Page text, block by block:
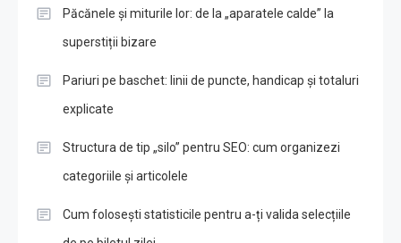
Păcănele și miturile lor: de la „aparatele calde” la
superstiții bizare
Pariuri pe baschet: linii de puncte, handicap și totaluri
explicate
Structura de tip „silo” pentru SEO: cum organizezi
categoriile și articolele
Cum folosești statisticile pentru a-ți valida selecțiile